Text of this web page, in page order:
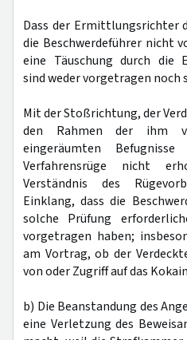
Dass der Ermittlungsrichter
die Beschwerdeführer nicht
eine Täuschung durch die
sind weder vorgetragen noch
Mit der Stoßrichtung, der
den Rahmen der ihm
eingeräumten
Verfahrensrüge nicht
Verständnis des
Einklang, dass die
solche Prüfung
vorgetragen haben;
am Vortrag, ob der
von oder Zugriff auf das
b) Die Beanstandung des
eine Verletzung des